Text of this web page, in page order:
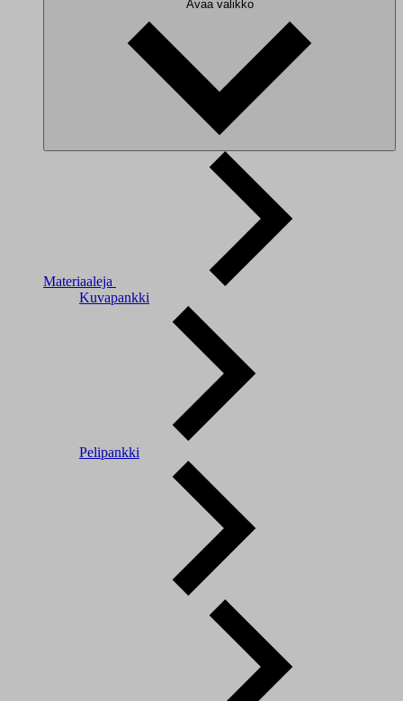
Avaa valikko
Materiaaleja
Kuvapankki
Pelipankki